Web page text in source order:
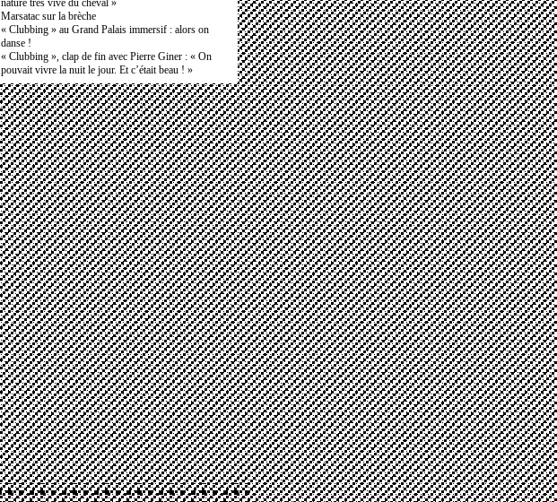
nature très vive du cheval »
Marsatac sur la brèche
« Clubbing » au Grand Palais immersif : alors on
danse !
« Clubbing », clap de fin avec Pierre Giner : « On
pouvait vivre la nuit le jour. Et c’était beau ! »